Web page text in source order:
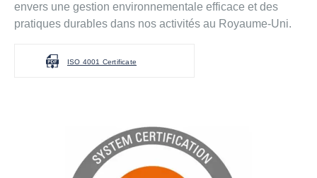
envers une gestion environnementale efficace et des
pratiques durables dans nos activités au Royaume-Uni.
ISO 4001 Certificate